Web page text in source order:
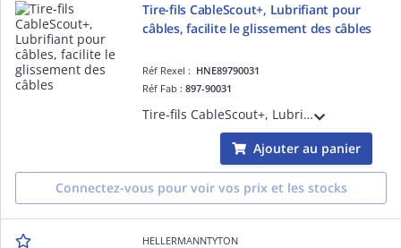
Tire-fils CableScout+, Lubrifiant pour
câbles, facilite le glissement des câbles
Réf Rexel : HNE89790031
Réf Fab :897-90031
Tire-fils CableScout+, Lubrifiant pour câbles, facilite le glissement des câbles dans la chaussette du CableScout ou dans tous autres conduits
Ajouter au panier
Connectez-vous pour voir vos prix et les stocks
HELLERMANNTYTON